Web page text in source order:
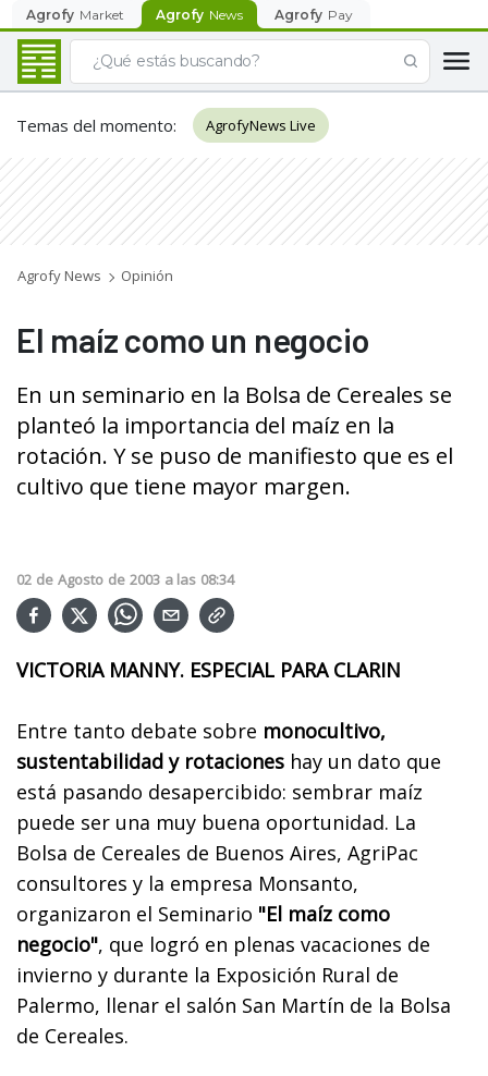
Agrofy Market Agrofy News Agrofy Pay
Temas del momento: AgrofyNews Live
Agrofy News Opinión
El maíz como un negocio
En un seminario en la Bolsa de Cereales se
planteó la importancia del maíz en la
rotación. Y se puso de manifiesto que es el
cultivo que tiene mayor margen.
02 de Agosto de 2003 a las 08:34
VICTORIA MANNY. ESPECIAL PARA CLARIN
Entre tanto debate sobre monocultivo,
sustentabilidad y rotaciones hay un dato que
está pasando desapercibido: sembrar maíz
puede ser una muy buena oportunidad. La
Bolsa de Cereales de Buenos Aires, AgriPac
consultores y la empresa Monsanto,
organizaron el Seminario "El maíz como
negocio", que logró en plenas vacaciones de
invierno y durante la Exposición Rural de
Palermo, llenar el salón San Martín de la Bolsa
de Cereales.